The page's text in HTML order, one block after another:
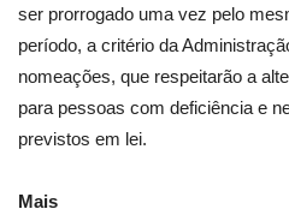
ser prorrogado uma vez pelo
período, a critério da
nomeações, que respeitarão a
para pessoas com deficiência e
previstos em lei.
Mais